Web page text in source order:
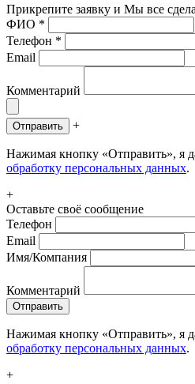
Прикрепите заявку и Мы все
ФИО *
Телефон *
Email
Комментарий
Отправить +
Нажимая кнопку «Отправить», я
обработку персональных данных.
+
Оставьте своё сообщение
Телефон
Email
Имя/Компания
Комментарий
Отправить
Нажимая кнопку «Отправить», я
обработку персональных данных.
+